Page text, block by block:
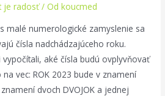
je radosť/ Od koucmed
malé numerologické zamyslenie sa
čísla nadchádzajúceho roku.
aké čísla budú ovplyvňovať
vec: ROK 2023 bude v znamení
dvoch DVOJOK a jednej